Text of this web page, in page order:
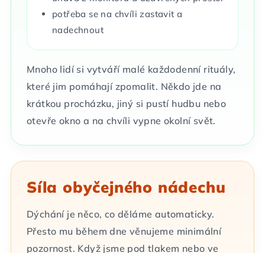
potřeba se na chvíli zastavit a
nadechnout
Mnoho lidí si vytváří malé každodenní rituály,
které jim pomáhají zpomalit. Někdo jde na
krátkou procházku, jiný si pustí hudbu nebo
otevře okno a na chvíli vypne okolní svět.
Síla obyčejného nádechu
Dýchání je něco, co děláme automaticky.
Přesto mu během dne věnujeme minimální
pozornost. Když jsme pod tlakem nebo ve